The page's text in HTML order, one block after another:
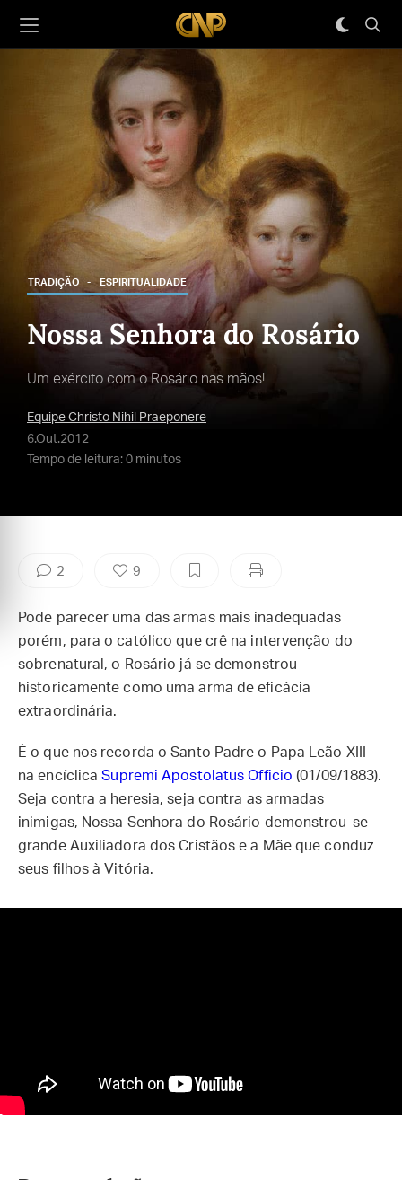
TRADIÇÃO ESPIRITUALIDADE
Nossa Senhora do Rosário
Um exército com o Rosário nas mãos!
Equipe Christo Nihil Praeponere
6.Out.2012
Tempo de leitura: 0 minutos
2 9
Pode parecer uma das armas mais inadequadas
porém, para o católico que crê na intervenção do
sobrenatural, o Rosário já se demonstrou
historicamente como uma arma de eficácia
extraordinária.
É o que nos recorda o Santo Padre o Papa Leão XIII
na encíclicaSupremi Apostolatus Officio (01/09/1883).
Seja contra a heresia, seja contra as armadas
inimigas, Nossa Senhora do Rosário demonstrou-se
grande Auxiliadora dos Cristãos e a Mãe que conduz
seus filhos à Vitória.